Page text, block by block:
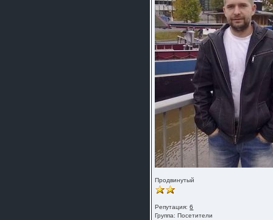
Продвинутый
Репутация:6
Группа:Посетители